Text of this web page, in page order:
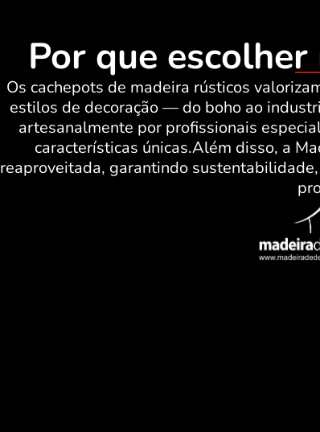
Por que
Os cachepots de madeira rústicos
estilos de decoração — do boho ao
artesanalmente por profissionais
características únicas.Além disso, a
reaproveitada, garantindo